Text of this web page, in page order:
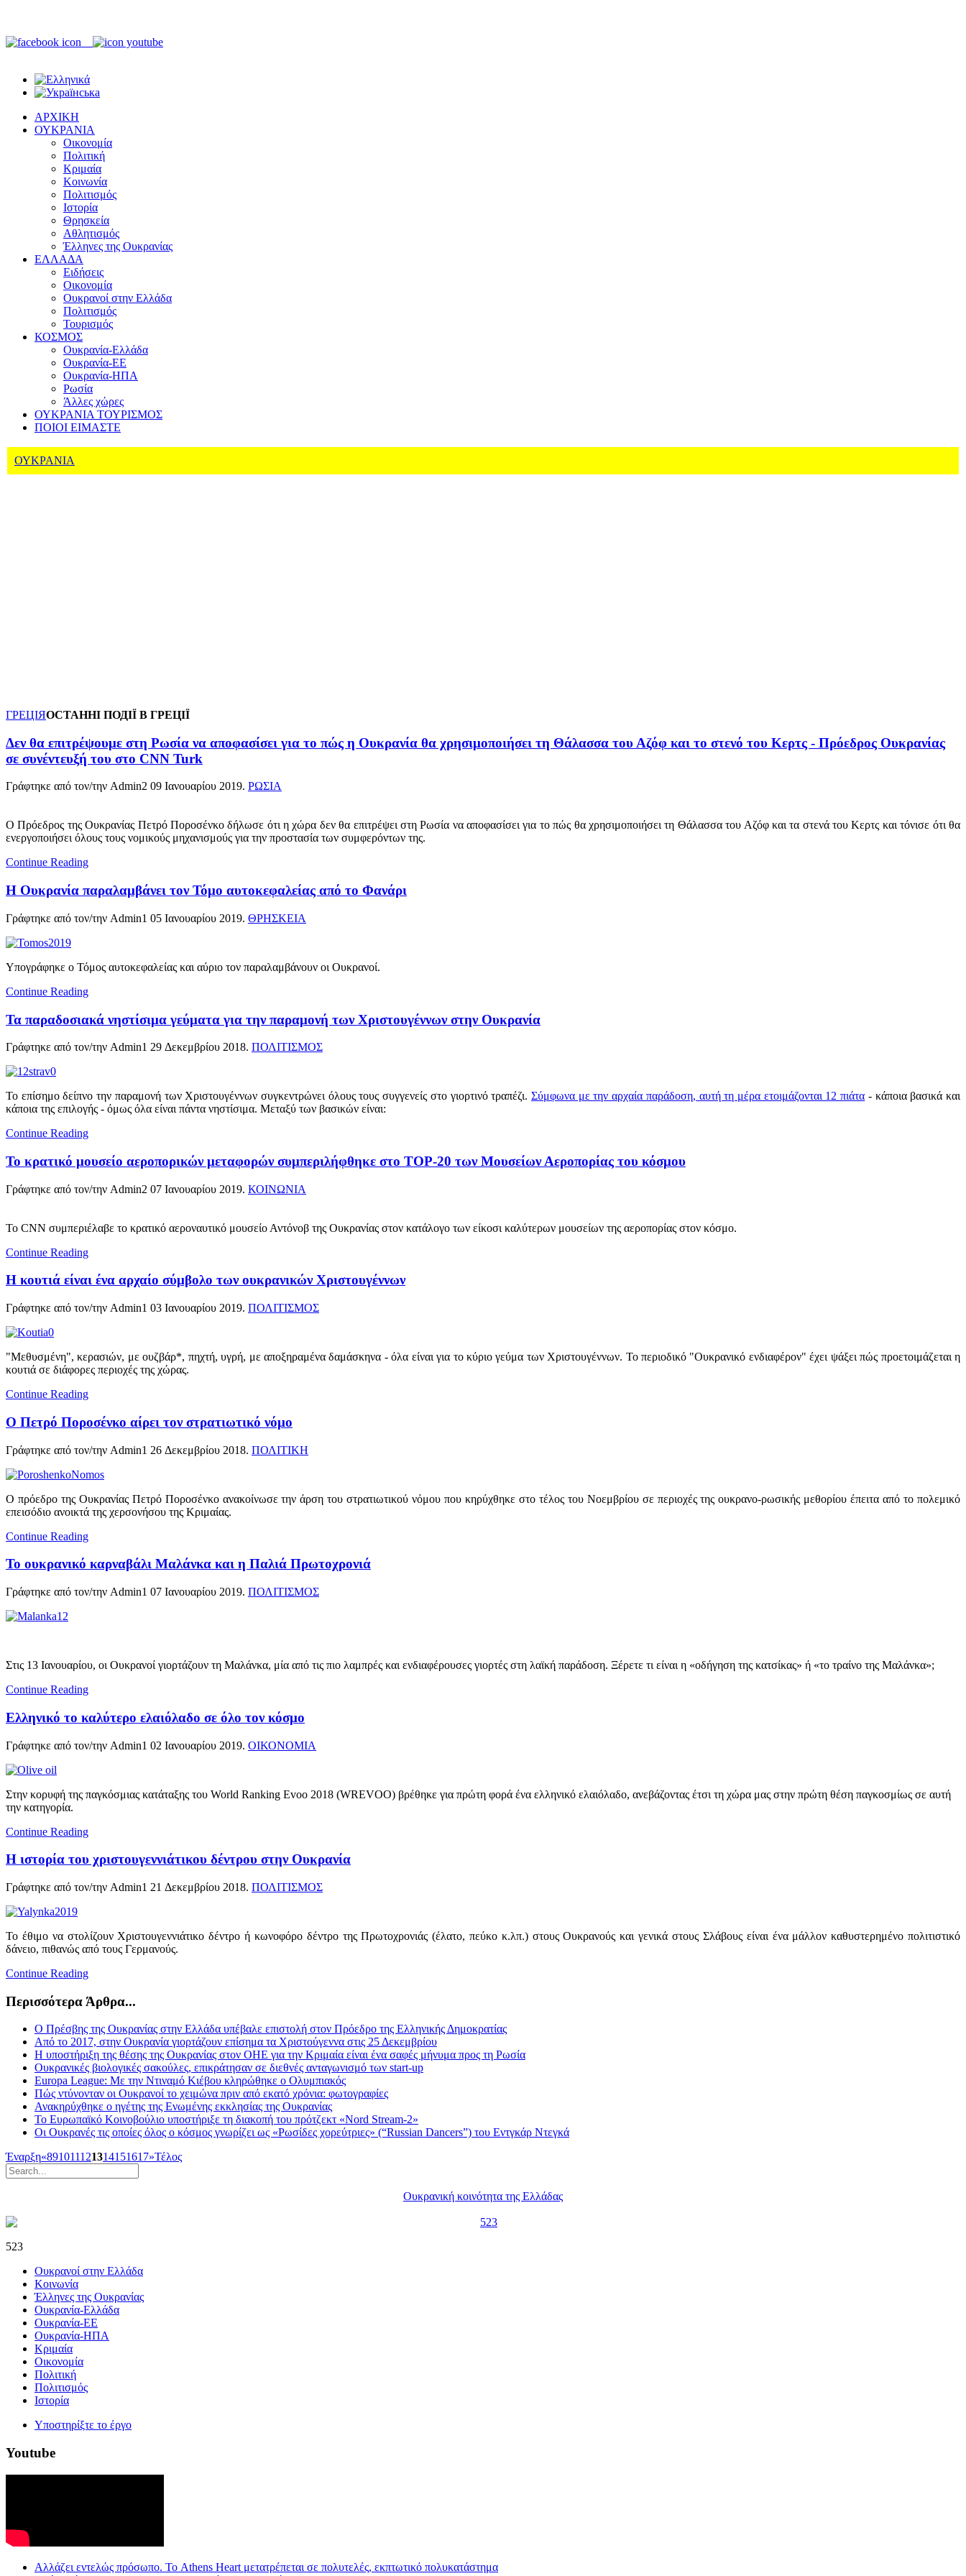
ΑΡΧΙΚΗ
ΟΥΚΡΑΝΙΑ
Οικονομία
Πολιτική
Κριμαία
Κοινωνία
Πολιτισμός
Ιστορία
Θρησκεία
Αθλητισμός
Έλληνες της Ουκρανίας
ΕΛΛΑΔΑ
Ειδήσεις
Οικονομία
Ουκρανοί στην Ελλάδα
Πολιτισμός
Τουρισμός
ΚΟΣΜΟΣ
Ουκρανία-Ελλάδα
Ουκρανία-ΕΕ
Ουκρανία-ΗΠΑ
Ρωσία
Άλλες χώρες
ΟΥΚΡΑΝΙΑ ΤΟΥΡΙΣΜΟΣ
ΠΟΙΟΙ ΕΙΜΑΣΤΕ
ΟΥΚΡΑΝΙΑ
ГРЕЦІЯОСТАННІ ПОДІЇ В ГРЕЦІЇ
Δεν θα επιτρέψουμε στη Ρωσία να αποφασίσει για το πώς η Ουκρανία θα χρησιμοποιήσει τη Θάλασσα του Αζόφ και το στενό του Κερτς - Πρόεδρος Ουκρανίας
σε συνέντευξή του στο CNN Turk
Γράφτηκε από τον/την Admin2 09 Ιανουαρίου 2019. ΡΩΣΙΑ
Ο Πρόεδρος της Ουκρανίας Πετρό Ποροσένκο δήλωσε ότι η χώρα δεν θα επιτρέψει στη Ρωσία να αποφασίσει για το πώς θα χρησιμοποιήσει τη Θάλασσα του Αζόφ και τα στενά του Κερτς και τόνισε ότι θα
ενεργοποιήσει όλους τους νομικούς μηχανισμούς για την προστασία των συμφερόντων της.
Continue Reading
Η Ουκρανία παραλαμβάνει τον Τόμο αυτοκεφαλείας από το Φανάρι
Γράφτηκε από τον/την Admin1 05 Ιανουαρίου 2019. ΘΡΗΣΚΕΙΑ
Υπογράφηκε ο Τόμος αυτοκεφαλείας και αύριο τον παραλαμβάνουν οι Ουκρανοί.
Continue Reading
Τα παραδοσιακά νηστίσιμα γεύματα για την παραμονή των Χριστουγέννων στην Ουκρανία
Γράφτηκε από τον/την Admin1 29 Δεκεμβρίου 2018. ΠΟΛΙΤΙΣΜΟΣ
Το επίσημο δείπνο την παραμονή των Χριστουγέννων συγκεντρώνει όλους τους συγγενείς στο γιορτινό τραπέζι. Σύμφωνα με την αρχαία παράδοση, αυτή τη μέρα ετοιμάζονται 12 πιάτα - κάποια βασικά και
κάποια της επιλογής - όμως όλα είναι πάντα νηστίσιμα. Μεταξύ των βασικών είναι:
Continue Reading
Το κρατικό μουσείο αεροπορικών μεταφορών συμπεριλήφθηκε στο TOP-20 των Μουσείων Αεροπορίας του κόσμου
Γράφτηκε από τον/την Admin2 07 Ιανουαρίου 2019. ΚΟΙΝΩΝΙΑ
Το CNN συμπεριέλαβε το κρατικό αεροναυτικό μουσείο Αντόνοβ της Ουκρανίας στον κατάλογο των είκοσι καλύτερων μουσείων της αεροπορίας στον κόσμο.
Continue Reading
Η κουτιά είναι ένα αρχαίο σύμβολο των ουκρανικών Χριστουγέννων
Γράφτηκε από τον/την Admin1 03 Ιανουαρίου 2019. ΠΟΛΙΤΙΣΜΟΣ
"Μεθυσμένη", κερασιών, με ουζβάρ*, πηχτή, υγρή, με αποξηραμένα δαμάσκηνα - όλα είναι για το κύριο γεύμα των Χριστουγέννων. Το περιοδικό "Ουκρανικό ενδιαφέρον" έχει ψάξει πώς προετοιμάζεται η
κουτιά σε διάφορες περιοχές της χώρας.
Continue Reading
Ο Πετρό Ποροσένκο αίρει τον στρατιωτικό νόμο
Γράφτηκε από τον/την Admin1 26 Δεκεμβρίου 2018. ΠΟΛΙΤΙΚΗ
Ο πρόεδρο της Ουκρανίας Πετρό Ποροσένκο ανακοίνωσε την άρση του στρατιωτικού νόμου που κηρύχθηκε στο τέλος του Νοεμβρίου σε περιοχές της ουκρανο-ρωσικής μεθορίου έπειτα από το πολεμικό
επεισόδιο ανοικτά της χερσονήσου της Κριμαίας.
Continue Reading
Το ουκρανικό καρναβάλι Μαλάνκα και η Παλιά Πρωτοχρονιά
Γράφτηκε από τον/την Admin1 07 Ιανουαρίου 2019. ΠΟΛΙΤΙΣΜΟΣ
Στις 13 Ιανουαρίου, οι Ουκρανοί γιορτάζουν τη Μαλάνκα, μία από τις πιο λαμπρές και ενδιαφέρουσες γιορτές στη λαϊκή παράδοση. Ξέρετε τι είναι η «οδήγηση της κατσίκας» ή «το τραίνο της Μαλάνκα»;
Continue Reading
Ελληνικό το καλύτερο ελαιόλαδο σε όλο τον κόσμο
Γράφτηκε από τον/την Admin1 02 Ιανουαρίου 2019. ΟΙΚΟΝΟΜΙΑ
Στην κορυφή της παγκόσμιας κατάταξης του World Ranking Evoo 2018 (WREVOO) βρέθηκε για πρώτη φορά ένα ελληνικό ελαιόλαδο, ανεβάζοντας έτσι τη χώρα μας στην πρώτη θέση παγκοσμίως σε αυτή
την κατηγορία.
Continue Reading
Η ιστορία του χριστουγεννιάτικου δέντρου στην Ουκρανία
Γράφτηκε από τον/την Admin1 21 Δεκεμβρίου 2018. ΠΟΛΙΤΙΣΜΟΣ
Το έθιμο να στολίζουν Χριστουγεννιάτικο δέντρο ή κωνοφόρο δέντρο της Πρωτοχρονιάς (έλατο, πεύκο κ.λπ.) στους Ουκρανούς και γενικά στους Σλάβους είναι ένα μάλλον καθυστερημένο πολιτιστικό
δάνειο, πιθανώς από τους Γερμανούς.
Continue Reading
Περισσότερα Άρθρα...
Ο Πρέσβης της Ουκρανίας στην Ελλάδα υπέβαλε επιστολή στον Πρόεδρο της Ελληνικής Δημοκρατίας
Από το 2017, στην Ουκρανία γιορτάζουν επίσημα τα Χριστούγεννα στις 25 Δεκεμβρίου
Η υποστήριξη της θέσης της Ουκρανίας στον ΟΗΕ για την Κριμαία είναι ένα σαφές μήνυμα προς τη Ρωσία
Ουκρανικές βιολογικές σακούλες, επικράτησαν σε διεθνές ανταγωνισμό των start-up
Europa League: Με την Ντιναμό Κιέβου κληρώθηκε ο Ολυμπιακός
Πώς ντύνονταν οι Ουκρανοί το χειμώνα πριν από εκατό χρόνια: φωτογραφίες
Ανακηρύχθηκε ο ηγέτης της Ενωμένης εκκλησίας της Ουκρανίας
Το Ευρωπαϊκό Κοινοβούλιο υποστήριξε τη διακοπή του πρότζεκτ «Nord Stream-2»
Οι Ουκρανές τις οποίες όλος ο κόσμος γνωρίζει ως «Ρωσίδες χορεύτριες» (“Russian Dancers”) του Εντγκάρ Ντεγκά
Έναρξη«891011121314151617»Τέλος
Ουκρανική κοινότητα της Ελλάδας
523
Ουκρανοί στην Ελλάδα
Κοινωνία
Έλληνες της Ουκρανίας
Ουκρανία-Ελλάδα
Ουκρανία-ΕΕ
Ουκρανία-ΗΠΑ
Κριμαία
Οικονομία
Πολιτική
Πολιτισμός
Ιστορία
Υποστηρίξτε το έργο
Youtube
Aλλάζει εντελώς πρόσωπο. Το Athens Heart μετατρέπεται σε πολυτελές, εκπτωτικό πολυκατάστημα